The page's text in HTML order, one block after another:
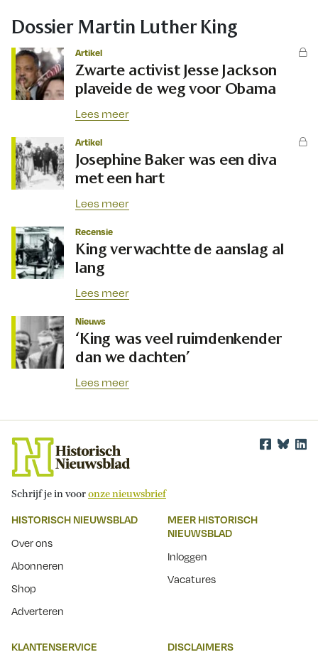
Dossier Martin Luther King
Artikel
Zwarte activist Jesse Jackson
plaveide de weg voor Obama
Lees meer
Artikel
Josephine Baker was een diva
met een hart
Lees meer
Recensie
King verwachtte de aanslag al
lang
Lees meer
Nieuws
‘King was veel ruimdenkender
dan we dachten’
Lees meer
Schrijf je in vooronze nieuwsbrief
HISTORISCH NIEUWSBLAD
Over ons
Abonneren
Shop
Adverteren
MEER HISTORISCH
NIEUWSBLAD
Inloggen
Vacatures
KLANTENSERVICE DISCLAIMERS